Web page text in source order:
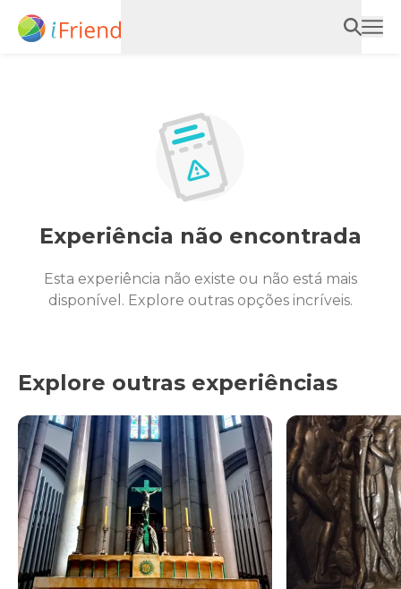
Experiência não encontrada
Esta experiência não existe ou não está mais
disponível. Explore outras opções incríveis.
Explore outras experiências